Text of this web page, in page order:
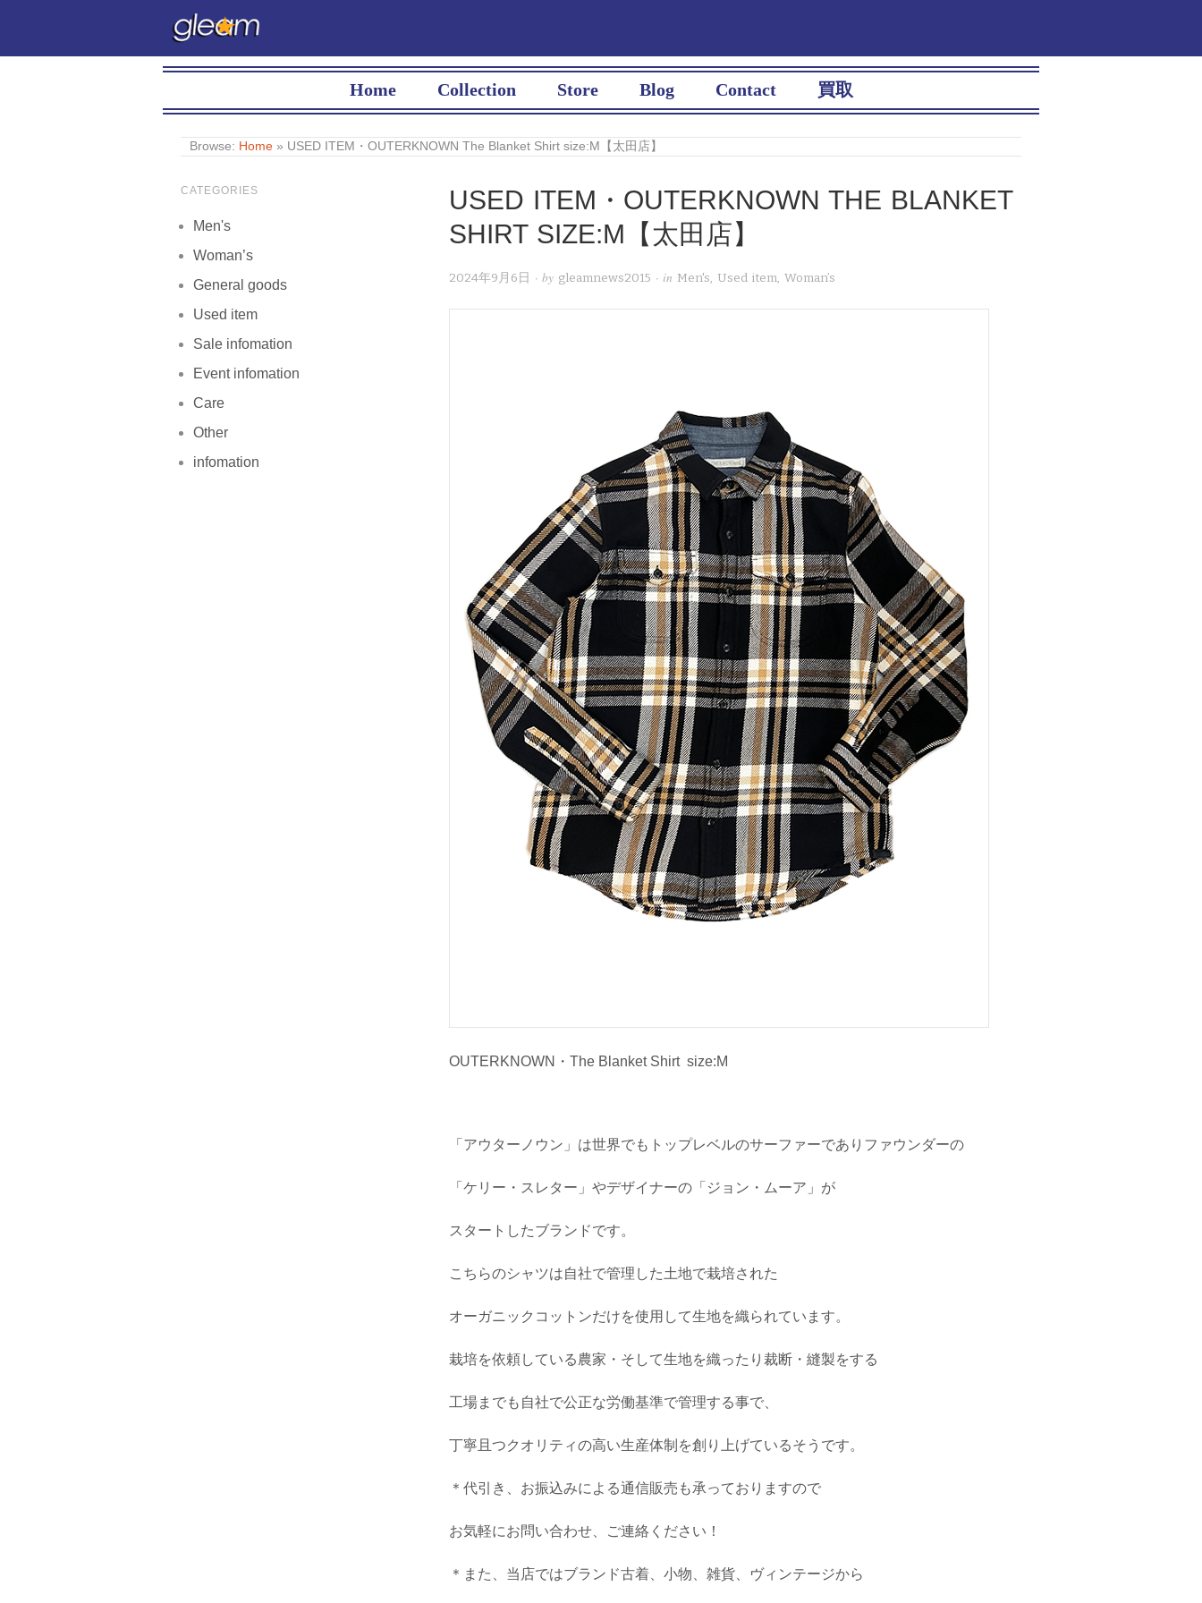
Home Collection Store Blog Contact 買取
Browse: Home » USED ITEM・OUTERKNOWN The Blanket Shirt size:M【太田店】
USED ITEM・OUTERKNOWN THE BLANKET
SHIRT SIZE:M【太田店】
2024年9月6日 · by gleamnews2015 · in Men's, Used item, Woman’s
OUTERKNOWN・The Blanket Shirt size:M
「アウターノウン」は世界でもトップレベルのサーファーでありファウンダーの
「ケリー・スレター」やデザイナーの「ジョン・ムーア」が
スタートしたブランドです。
こちらのシャツは自社で管理した土地で栽培された
オーガニックコットンだけを使用して生地を織られています。
栽培を依頼している農家・そして生地を織ったり裁断・縫製をする
工場までも自社で公正な労働基準で管理する事で、
丁寧且つクオリティの高い生産体制を創り上げているそうです。
＊代引き、お振込みによる通信販売も承っておりますので
お気軽にお問い合わせ、ご連絡ください！
＊また、当店ではブランド古着、小物、雑貨、ヴィンテージから
CATEGORIES
Men's
Woman’s
General goods
Used item
Sale infomation
Event infomation
Care
Other
infomation